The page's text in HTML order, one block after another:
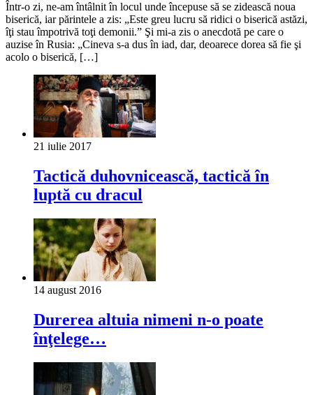
Într-o zi, ne-am întâlnit în locul unde începuse să se zidească noua
biserică, iar părintele a zis: „Este greu lucru să ridici o biserică astăzi,
îţi stau împotrivă toţi demonii.” Şi mi-a zis o anecdotă pe care o
auzise în Rusia: „Cineva s-a dus în iad, dar, deoarece dorea să fie şi
acolo o biserică, […]
21 iulie 2017
Tactică duhovnicească, tactică în
luptă cu dracul
14 august 2016
Durerea altuia nimeni n-o poate
înţelege…